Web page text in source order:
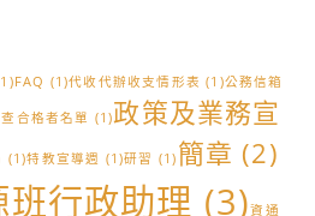
FAQ (1)代收代辦收支情形表 (1)公務信箱
合格者名單 (1)政策及業務宣
(1)特教宣導週 (1)研習 (1) 簡章 (2)
班行政助理 (3)資通